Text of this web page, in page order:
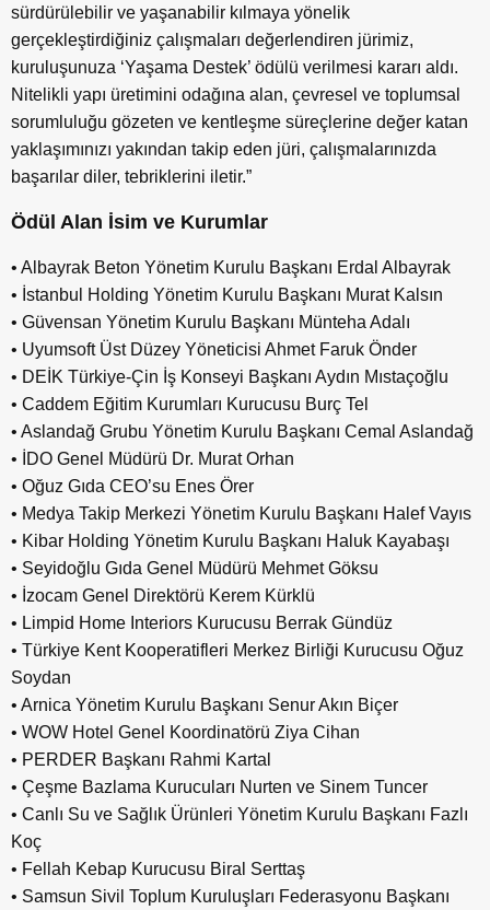
sürdürülebilir ve yaşanabilir kılmaya yönelik
gerçekleştirdiğiniz çalışmaları değerlendiren jürimiz,
kuruluşunuza ‘Yaşama Destek’ ödülü verilmesi kararı aldı.
Nitelikli yapı üretimini odağına alan, çevresel ve toplumsal
sorumluluğu gözeten ve kentleşme süreçlerine değer katan
yaklaşımınızı yakından takip eden jüri, çalışmalarınızda
başarılar diler, tebriklerini iletir.”
Ödül Alan İsim ve Kurumlar
• Albayrak Beton Yönetim Kurulu Başkanı Erdal Albayrak
• İstanbul Holding Yönetim Kurulu Başkanı Murat Kalsın
• Güvensan Yönetim Kurulu Başkanı Münteha Adalı
• Uyumsoft Üst Düzey Yöneticisi Ahmet Faruk Önder
• DEİK Türkiye-Çin İş Konseyi Başkanı Aydın Mıstaçoğlu
• Caddem Eğitim Kurumları Kurucusu Burç Tel
• Aslandağ Grubu Yönetim Kurulu Başkanı Cemal Aslandağ
• İDO Genel Müdürü Dr. Murat Orhan
• Oğuz Gıda CEO’su Enes Örer
• Medya Takip Merkezi Yönetim Kurulu Başkanı Halef Vayıs
• Kibar Holding Yönetim Kurulu Başkanı Haluk Kayabaşı
• Seyidoğlu Gıda Genel Müdürü Mehmet Göksu
• İzocam Genel Direktörü Kerem Kürklü
• Limpid Home Interiors Kurucusu Berrak Gündüz
• Türkiye Kent Kooperatifleri Merkez Birliği Kurucusu Oğuz
Soydan
• Arnica Yönetim Kurulu Başkanı Senur Akın Biçer
• WOW Hotel Genel Koordinatörü Ziya Cihan
• PERDER Başkanı Rahmi Kartal
• Çeşme Bazlama Kurucuları Nurten ve Sinem Tuncer
• Canlı Su ve Sağlık Ürünleri Yönetim Kurulu Başkanı Fazlı
Koç
• Fellah Kebap Kurucusu Biral Serttaş
• Samsun Sivil Toplum Kuruluşları Federasyonu Başkanı